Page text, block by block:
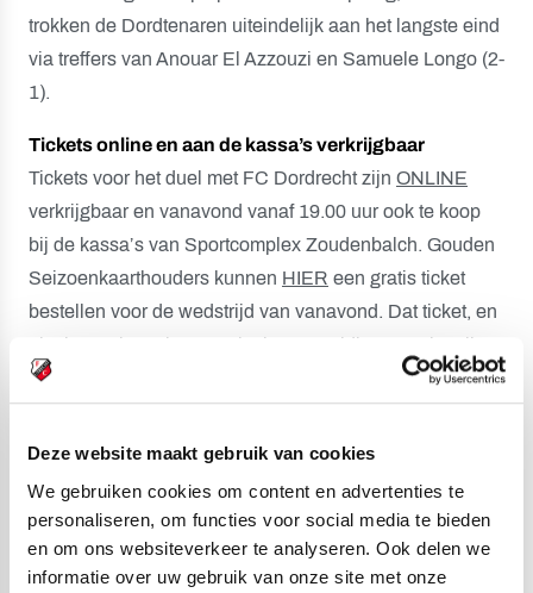
Deze website maakt gebruik van cookies
We gebruiken cookies om content en advertenties te
personaliseren, om functies voor social media te bieden
en om ons websiteverkeer te analyseren. Ook delen we
informatie over uw gebruik van onze site met onze
trokken de Dordtenaren uiteindelijk aan het langste eind
via treffers van Anouar El Azzouzi en Samuele Longo (2-
1).
Tickets online en aan de kassa’s verkrijgbaar
Tickets voor het duel met FC Dordrecht zijn ONLINE
verkrijgbaar en vanavond vanaf 19.00 uur ook te koop
bij de kassa’s van Sportcomplex Zoudenbalch. Gouden
Seizoenkaarthouders kunnen HIER een gratis ticket
bestellen voor de wedstrijd van vanavond. Dat ticket, en
niet het Seizoenkaartpasje, is een geldig entreebewijs
voor het duel met de Dordtenaren.
Wie niet van de partij is vanavond op Sportcomplex
Zoudenbalch, kan via TwitterenInstagram Stories het
verslag van de wedstrijd volgen.